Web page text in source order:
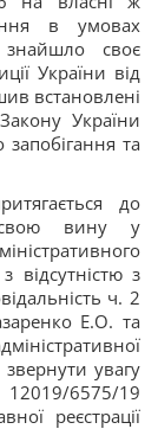
в умовах
знайшло своє
України від
встановлені
України
та
до
свою вину у
відсутністю з
ч. 2
Е.О. та
увагу
12019/6575/19
реєстрації